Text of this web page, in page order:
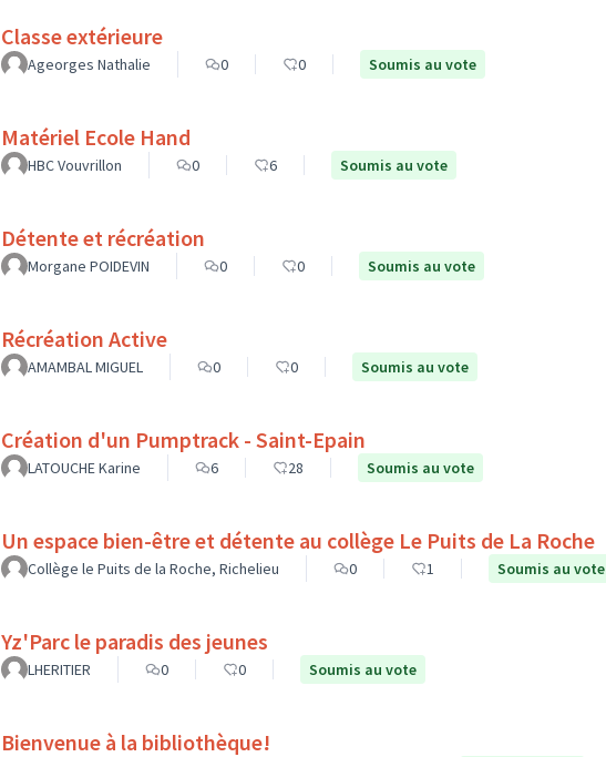
Classe extérieure
Ageorges Nathalie 0 0 Soumis au vote
Matériel Ecole Hand
HBC Vouvrillon 0 6 Soumis au vote
Détente et récréation
Morgane POIDEVIN 0 0 Soumis au vote
Récréation Active
AMAMBAL MIGUEL 0 0 Soumis au vote
Création d'un Pumptrack - Saint-Epain
LATOUCHE Karine 6 28 Soumis au vote
Un espace bien-être et détente au collège Le Puits de La Roche
Collège le Puits de la Roche, Richelieu 0 1 Soumis au vote
Yz'Parc le paradis des jeunes
LHERITIER 0 0 Soumis au vote
Bienvenue à la bibliothèque!